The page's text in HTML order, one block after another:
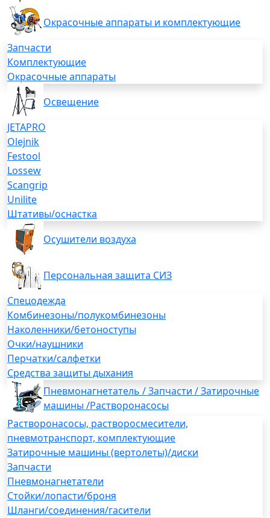
Окрасочные аппараты и комплектующие
Запчасти
Комплектующие
Окрасочные аппараты
Освещение
JETAPRO
Olejnik
Festool
Lossew
Scangrip
Unilite
Штативы/оснастка
Осушители воздуха
Персональная защита СИЗ
Спецодежда
Комбинезоны/полукомбинезоны
Наколенники/бетоноступы
Очки/наушники
Перчатки/салфетки
Средства защиты дыхания
Пневмонагнетатель / Запчасти / Затирочные
машины /Растворонасосы
Растворонасосы, растворосмесители,
пневмотранспорт, комплектующие
Затирочные машины (вертолеты)/диски
Запчасти
Пневмонагнетатели
Стойки/лопасти/броня
Шланги/соединения/гасители